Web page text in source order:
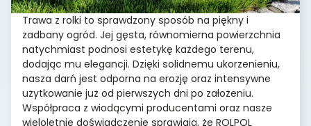
Trawa z rolki to sprawdzony sposób na piękny i
zadbany ogród. Jej gęsta, równomierna powierzchnia
natychmiast podnosi estetykę każdego terenu,
dodając mu elegancji. Dzięki solidnemu ukorzenieniu,
nasza darń jest odporna na erozję oraz intensywne
użytkowanie już od pierwszych dni po założeniu.
Współpraca z wiodącymi producentami oraz nasze
wieloletnie doświadczenie sprawiają, że ROLPOL